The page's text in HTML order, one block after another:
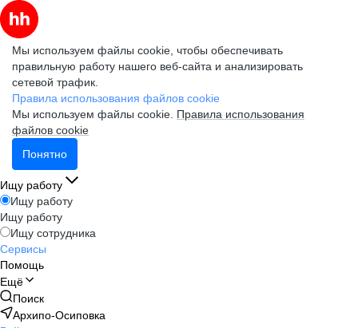
Мы используем файлы cookie, чтобы обеспечивать
правильную работу нашего веб-сайта и анализировать
сетевой трафик.
Правила использования файлов cookie
Мы используем файлы cookie. Правила использования
файлов cookie
Понятно
Ищу работу
Ищу работу
Ищу работу
Ищу сотрудника
Сервисы
Помощь
Ещё
Поиск
Архипо-Осиповка